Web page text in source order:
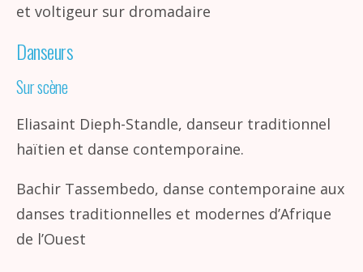
et voltigeur sur dromadaire
Danseurs
Sur scène
Eliasaint Dieph-Standle, danseur traditionnel
haïtien et danse contemporaine.
Bachir Tassembedo, danse contemporaine aux
danses traditionnelles et modernes d’Afrique
de l’Ouest